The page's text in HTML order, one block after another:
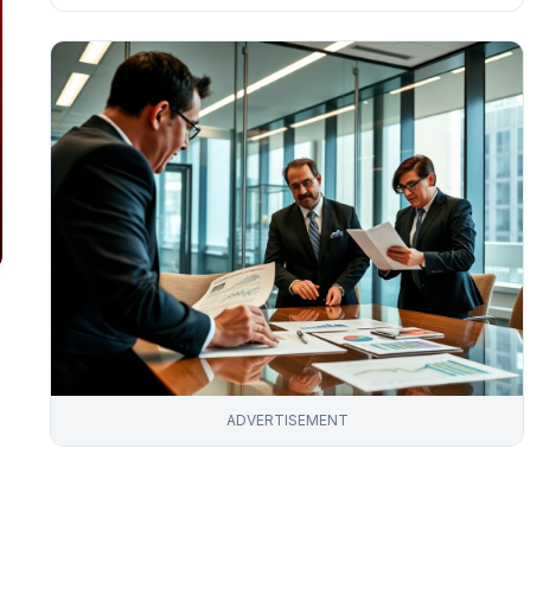
ADVERTISEMENT